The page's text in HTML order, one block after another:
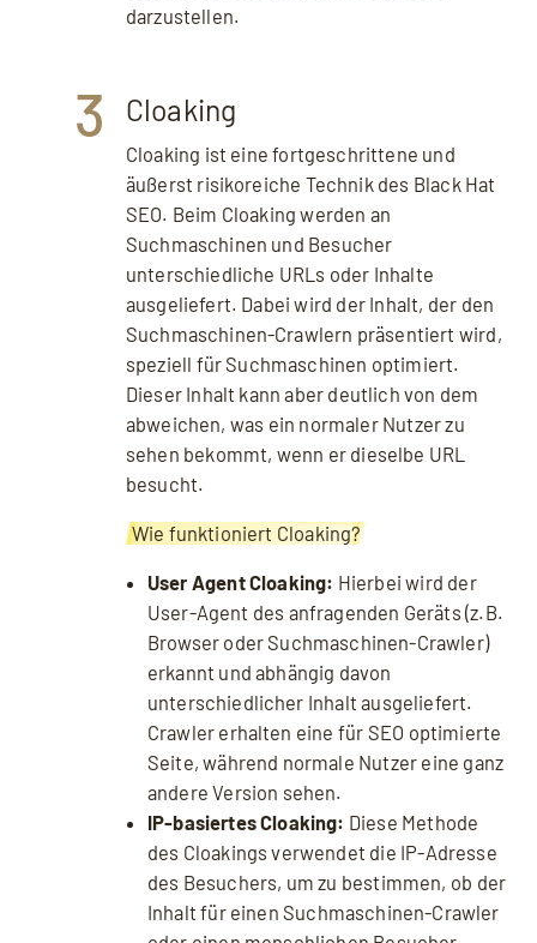
darzustellen.
3 Cloaking
Cloaking ist eine fortgeschrittene und
äußerst risikoreiche Technik des Black Hat
SEO. Beim Cloaking werden an
Suchmaschinen und Besucher
unterschiedliche URLs oder Inhalte
ausgeliefert. Dabei wird der Inhalt, der den
Suchmaschinen-Crawlern präsentiert wird,
speziell für Suchmaschinen optimiert.
Dieser Inhalt kann aber deutlich von dem
abweichen, was ein normaler Nutzer zu
sehen bekommt, wenn er dieselbe URL
besucht.
Wie funktioniert Cloaking?
User Agent Cloaking: Hierbei wird der
User-Agent des anfragenden Geräts (z.B.
Browser oder Suchmaschinen-Crawler)
erkannt und abhängig davon
unterschiedlicher Inhalt ausgeliefert.
Crawler erhalten eine für SEO optimierte
Seite, während normale Nutzer eine ganz
andere Version sehen.
IP-basiertes Cloaking: Diese Methode
des Cloakings verwendet die IP-Adresse
des Besuchers, um zu bestimmen, ob der
Inhalt für einen Suchmaschinen-Crawler